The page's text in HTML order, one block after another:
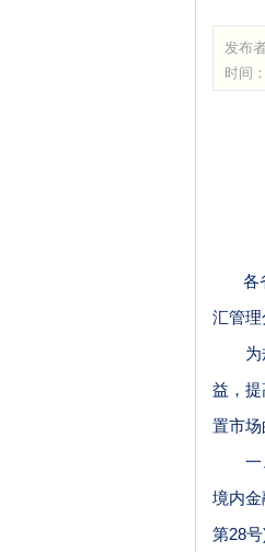
发布者
时间
各
汇管理
为规
益，
置市场
一、
境内金
第28